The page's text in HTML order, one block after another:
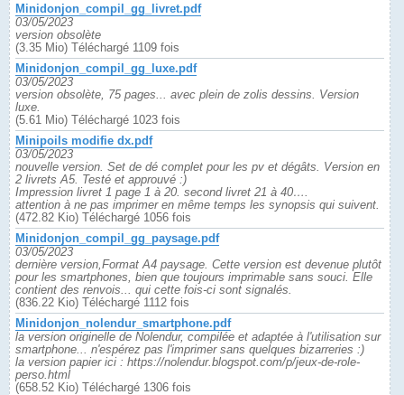
Minidonjon_compil_gg_livret.pdf
03/05/2023
version obsolète
(3.35 Mio) Téléchargé 1109 fois
Minidonjon_compil_gg_luxe.pdf
03/05/2023
version obsolète, 75 pages... avec plein de zolis dessins. Version
luxe.
(5.61 Mio) Téléchargé 1023 fois
Minipoils modifie dx.pdf
03/05/2023
nouvelle version. Set de dé complet pour les pv et dégâts. Version en
2 livrets A5. Testé et approuvé :)
Impression livret 1 page 1 à 20. second livret 21 à 40….
attention à ne pas imprimer en même temps les synopsis qui suivent.
(472.82 Kio) Téléchargé 1056 fois
Minidonjon_compil_gg_paysage.pdf
03/05/2023
dernière version,Format A4 paysage. Cette version est devenue plutôt
pour les smartphones, bien que toujours imprimable sans souci. Elle
contient des renvois... qui cette fois-ci sont signalés.
(836.22 Kio) Téléchargé 1112 fois
Minidonjon_nolendur_smartphone.pdf
la version originelle de Nolendur, compilée et adaptée à l'utilisation sur
smartphone... n'espérez pas l'imprimer sans quelques bizarreries :)
la version papier ici : https://nolendur.blogspot.com/p/jeux-de-role-
perso.html
(658.52 Kio) Téléchargé 1306 fois